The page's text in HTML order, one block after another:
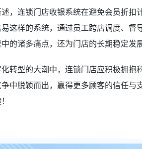
，连锁门店收银系统在避免会员折
这样的系统，通过员工跨店调度、
的诸多痛点，还为门店的长期稳定发
转型的大潮中，连锁门店应积极拥
中脱颖而出，赢得更多顾客的信任与